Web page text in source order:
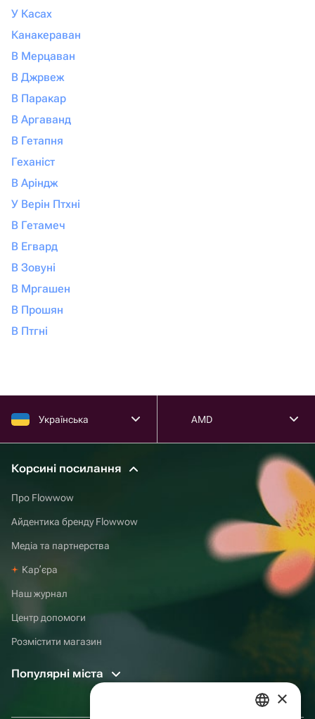
У Касах
Канакераван
В Мерцаван
В Джрвеж
В Паракар
В Аргаванд
В Гетапня
Геханіст
В Аріндж
У Верін Птхні
В Гетамеч
В Егвард
В Зовуні
В Мргашен
В Прошян
В Птгні
Українська AMD
Корсині посилання
Про Flowwow
Айдентика бренду Flowwow
Медіа та партнерства
Карʼєра
Наш журнал
Центр допомоги
Розмістити магазин
Популярні міста
×